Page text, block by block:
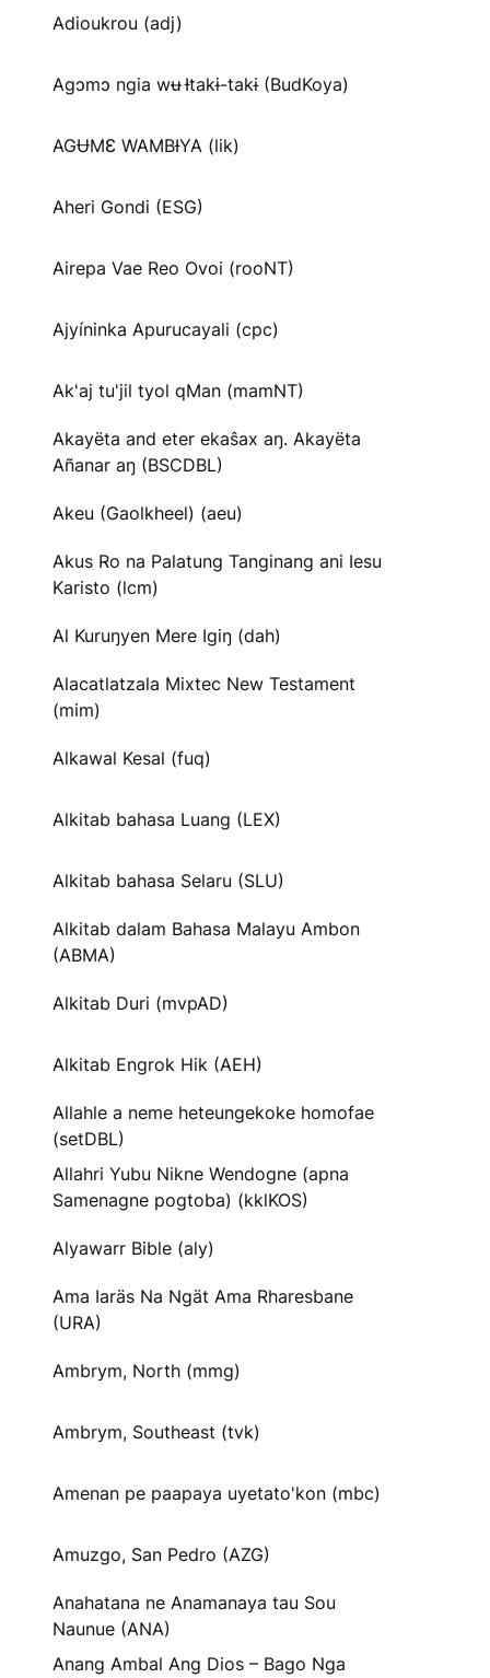
Adioukrou (adj)
Agɔmɔ ngia wʉ Ɨtakɨ-takɨ (BudKoya)
AGɄMƐ WAMBƗYA (lik)
Aheri Gondi (ESG)
Airepa Vae Reo Ovoi (rooNT)
Ajyíninka Apurucayali (cpc)
Ak'aj tu'jil tyol qMan (mamNT)
Akayëta and eter ekaŝax aŋ. Akayëta
Añanar aŋ (BSCDBL)
Akeu (Gaolkheel) (aeu)
Akus Ro na Palatung Tanginang ani Iesu
Karisto (lcm)
Al Kuruŋyen Mere Igiŋ (dah)
Alacatlatzala Mixtec New Testament
(mim)
Alkawal Kesal (fuq)
Alkitab bahasa Luang (LEX)
Alkitab bahasa Selaru (SLU)
Alkitab dalam Bahasa Malayu Ambon
(ABMA)
Alkitab Duri (mvpAD)
Alkitab Engrok Hik (AEH)
Allahle a neme heteungekoke homofae
(setDBL)
Allahri Yubu Nikne Wendogne (apna
Samenagne pogtoba) (kklKOS)
Alyawarr Bible (aly)
Ama Iaräs Na Ngät Ama Rharesbane
(URA)
Ambrym, North (mmg)
Ambrym, Southeast (tvk)
Amenan pe paapaya uyetato'kon (mbc)
Amuzgo, San Pedro (AZG)
Anahatana ne Anamanaya tau Sou
Naunue (ANA)
Anang Ambal Ang Dios – Bago Nga